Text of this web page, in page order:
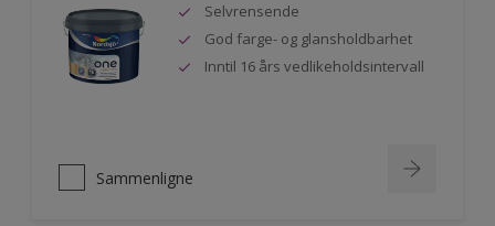
Selvrensende
God farge- og glansholdbarhet
Inntil 16 års vedlikeholdsintervall
Sammenligne